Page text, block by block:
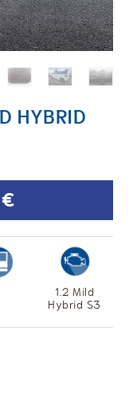
HYBRID
1.2 Mild
Hybrid S3